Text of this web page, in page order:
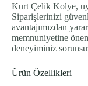
Kurt Çelik Kolye,
Siparişlerinizi
avantajımızdan
memnuniyetine
deneyiminiz
Ürün Özellikleri